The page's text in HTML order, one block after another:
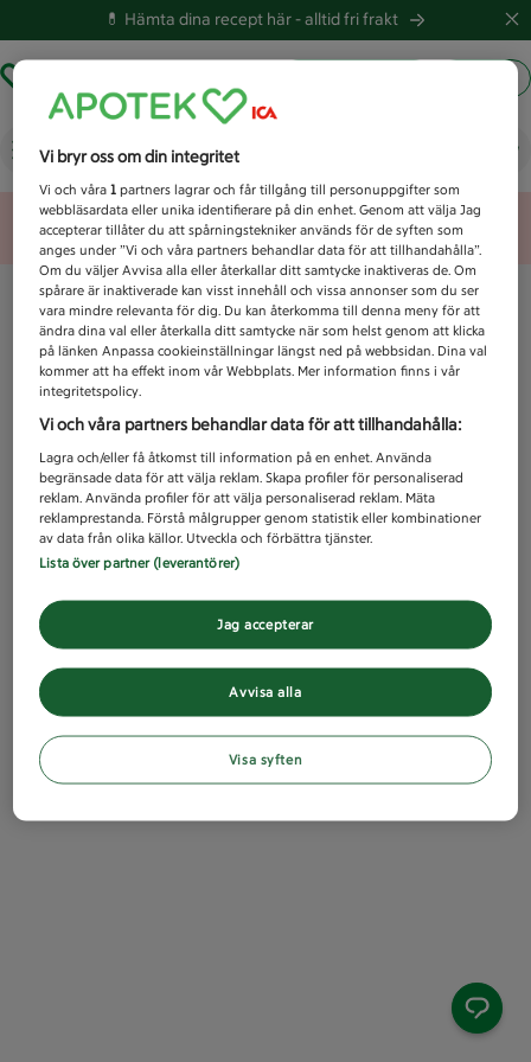
💊 Hämta dina recept här -alltid fri frakt
Vad letar du efter idag?
Unknown error
Vi bryr oss om din integritet
Vi och våra1 partners lagrar och får tillgång till personuppgifter som
webbläsardata eller unika identifierare på din enhet. Genom att välja Jag
accepterar tillåter du att spårningstekniker används för de syften som
anges under ”Vi och våra partners behandlar data för att tillhandahålla”.
Om du väljer Avvisa alla eller återkallar ditt samtycke inaktiveras de. Om
spårare är inaktiverade kan visst innehåll och vissa annonser som du ser
vara mindre relevanta för dig. Du kan återkomma till denna meny för att
ändra dina val eller återkalla ditt samtycke när som helst genom att klicka
på länken Anpassa cookieinställningar längst ned på webbsidan. Dina val
kommer att ha effekt inom vår Webbplats. Mer information finns i vår
integritetspolicy.
Vi och våra partners behandlar data för att tillhandahålla:
Lagra och/eller få åtkomst till information på en enhet. Använda
begränsade data för att välja reklam. Skapa profiler för personaliserad
reklam. Använda profiler för att välja personaliserad reklam. Mäta
reklamprestanda. Förstå målgrupper genom statistik eller kombinationer
av data från olika källor. Utveckla och förbättra tjänster.
Lista över partner (leverantörer)
Avvisa alla
Jag accepterar
Visa syften